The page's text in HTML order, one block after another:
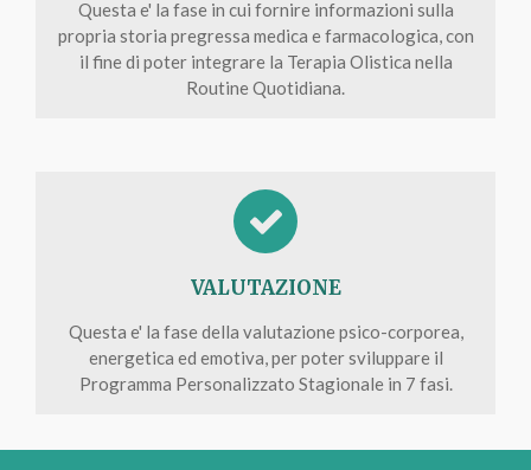
Questa e' la fase in cui fornire informazioni sulla
propria storia pregressa medica e farmacologica, con
il fine di poter integrare la Terapia Olistica nella
Routine Quotidiana.
VALUTAZIONE
Questa e' la fase della valutazione psico-corporea,
energetica ed emotiva, per poter sviluppare il
Programma Personalizzato Stagionale in 7 fasi.